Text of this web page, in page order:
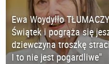
Ewa Woydyłło
Świątek i pogrąża się
dziewczyna troszkę
I to nie jest pogardliwe"